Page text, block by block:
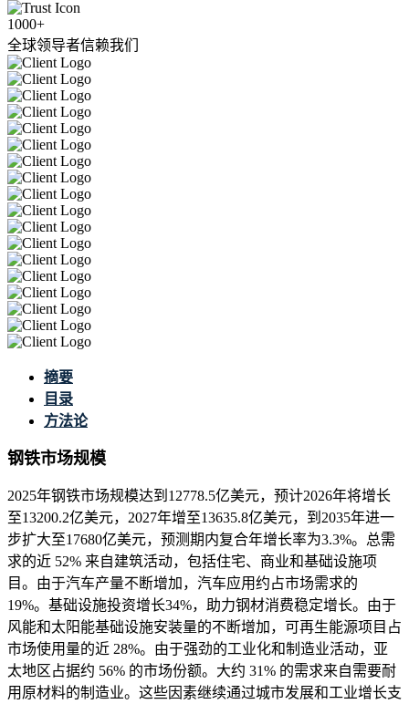
1000+
全球领导者信赖我们
摘要
目录
方法论
钢铁市场规模
2025年钢铁市场规模达到12778.5亿美元，预计2026年将增长
至13200.2亿美元，2027年增至13635.8亿美元，到2035年进一
步扩大至17680亿美元，预测期内复合年增长率为3.3%。总需
求的近 52% 来自建筑活动，包括住宅、商业和基础设施项
目。由于汽车产量不断增加，汽车应用约占市场需求的
19%。基础设施投资增长34%，助力钢材消费稳定增长。由于
风能和太阳能基础设施安装量的不断增加，可再生能源项目占
市场使用量的近 28%。由于强劲的工业化和制造业活动，亚
太地区占据约 56% 的市场份额。大约 31% 的需求来自需要耐
用原材料的制造业。这些因素继续通过城市发展和工业增长支